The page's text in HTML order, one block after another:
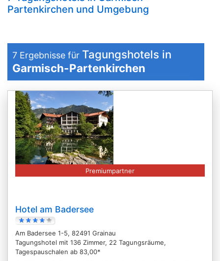
Partenkirchen und Umgebung
7 Ergebnisse für Tagungshotels in
Garmisch-Partenkirchen
Premiumpartner
Hotel am Badersee
Am Badersee 1-5, 82491 Grainau
Tagungshotel mit 136 Zimmer, 22 Tagungsräume,
Tagespauschalen ab 83,00*